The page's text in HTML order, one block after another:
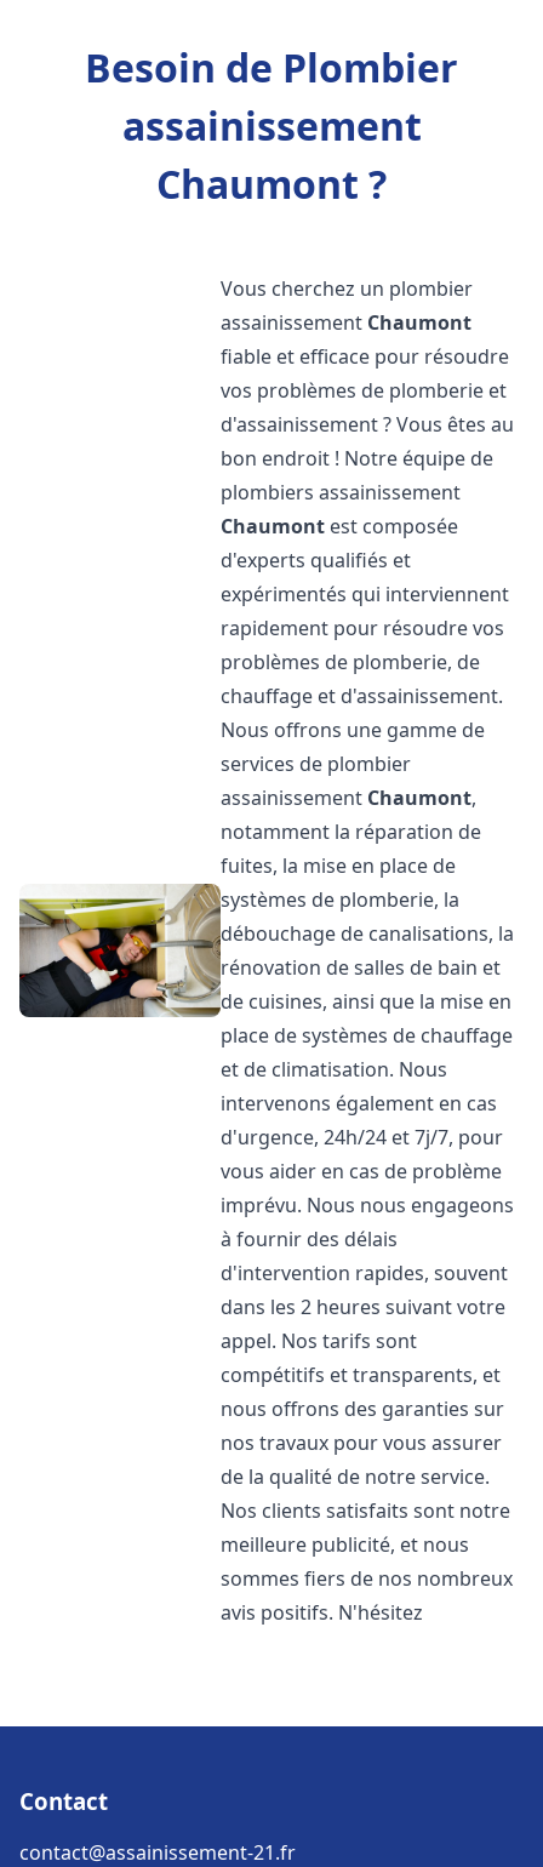
Besoin de Plombier
assainissement
Chaumont ?
Vous cherchez un plombier
assainissement Chaumont
fiable et efficace pour résoudre
vos problèmes de plomberie et
d'assainissement ? Vous êtes au
bon endroit ! Notre équipe de
plombiers assainissement
Chaumont est composée
d'experts qualifiés et
expérimentés qui interviennent
rapidement pour résoudre vos
problèmes de plomberie, de
chauffage et d'assainissement.
Nous offrons une gamme de
services de plombier
assainissement Chaumont,
notamment la réparation de
fuites, la mise en place de
systèmes de plomberie, la
débouchage de canalisations, la
rénovation de salles de bain et
de cuisines, ainsi que la mise en
place de systèmes de chauffage
et de climatisation. Nous
intervenons également en cas
d'urgence, 24h/24 et 7j/7, pour
vous aider en cas de problème
imprévu. Nous nous engageons
à fournir des délais
d'intervention rapides, souvent
dans les 2 heures suivant votre
appel. Nos tarifs sont
compétitifs et transparents, et
nous offrons des garanties sur
nos travaux pour vous assurer
de la qualité de notre service.
Nos clients satisfaits sont notre
meilleure publicité, et nous
sommes fiers de nos nombreux
avis positifs. N'hésitez
Contact
contact@assainissement-21.fr